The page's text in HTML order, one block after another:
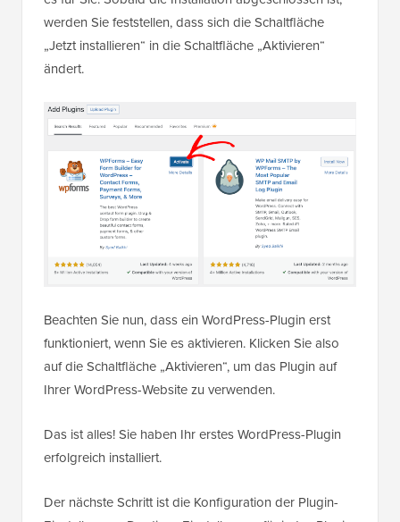
werden Sie feststellen, dass sich die Schaltfläche
„Jetzt installieren“ in die Schaltfläche „Aktivieren“
ändert.
Beachten Sie nun, dass ein WordPress-Plugin erst
funktioniert, wenn Sie es aktivieren. Klicken Sie also
auf die Schaltfläche „Aktivieren“, um das Plugin auf
Ihrer WordPress-Website zu verwenden.
Das ist alles! Sie haben Ihr erstes WordPress-Plugin
erfolgreich installiert.
Der nächste Schritt ist die Konfiguration der Plugin-